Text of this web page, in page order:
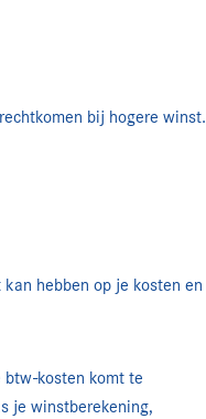
bij hogere winst.
hebben op je kosten en
kosten komt te
je winstberekening,